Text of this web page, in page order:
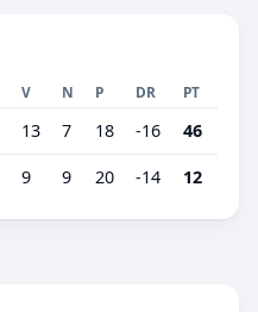
V N P DR PT
13 7 18 -16 46
9 9 20 -14 12